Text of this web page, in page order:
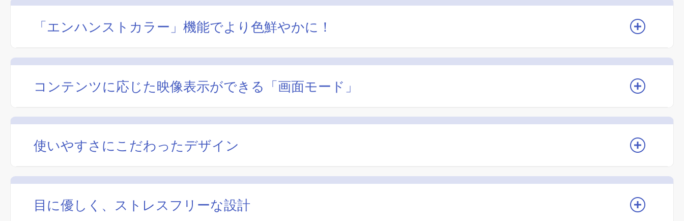
「エンハンストカラー」機能でより色鮮やかに！
コンテンツに応じた映像表示ができる「画面モード」
使いやすさにこだわったデザイン
目に優しく、ストレスフリーな設計